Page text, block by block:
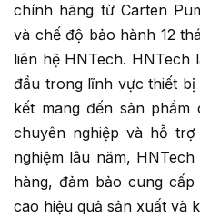
chính hãng từ Carten
và chế độ bảo hành 12
liên hệ HNTech.
đầu trong lĩnh vực thiết bị
kết mang đến sản
chuyên nghiệp và hỗ
nghiệm lâu năm,
hàng, đảm bảo cung
cao hiệu quả sản xuất và